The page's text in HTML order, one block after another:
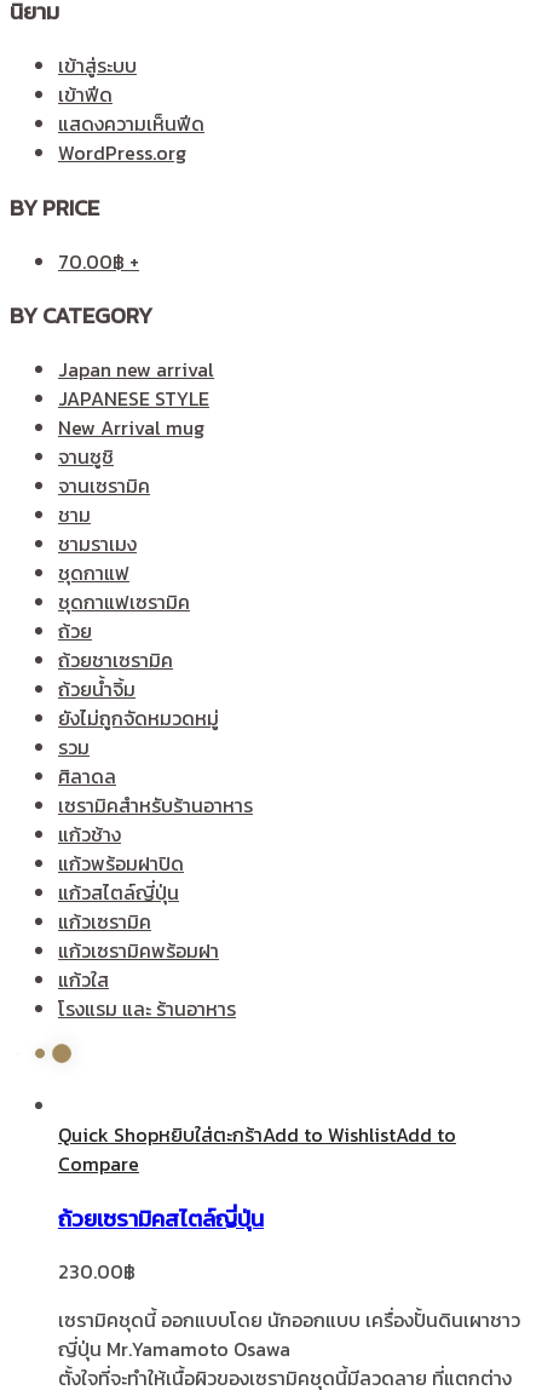
นิยาม
เข้าสู่ระบบ
เข้าฟีด
แสดงความเห็นฟีด
WordPress.org
BY PRICE
70.00฿ +
BY CATEGORY
Japan new arrival
JAPANESE STYLE
New Arrival mug
จานซูชิ
จานเซรามิค
ชาม
ชามราเมง
ชุดกาแฟ
ชุดกาแฟเซรามิค
ถ้วย
ถ้วยชาเซรามิค
ถ้วยน้ำจิ้ม
ยังไม่ถูกจัดหมวดหมู่
รวม
ศิลาดล
เซรามิคสำหรับร้านอาหาร
แก้วช้าง
แก้วพร้อมฝาปิด
แก้วสไตล์ญี่ปุ่น
แก้วเซรามิค
แก้วเซรามิคพร้อมฝา
แก้วใส
โรงแรม และ ร้านอาหาร
Quick Shopหยิบใส่ตะกร้าAdd to WishlistAdd to
Compare
ถ้วยเซรามิคสไตล์ญี่ปุ่น
230.00฿
เซรามิคชุดนี้ ออกแบบโดย นักออกแบบ เครื่องปั้นดินเผาชาว
ญี่ปุ่น Mr.Yamamoto Osawa
ตั้งใจที่จะทำให้เนื้อผิวของเซรามิคชุดนี้มีลวดลาย ที่แตกต่าง